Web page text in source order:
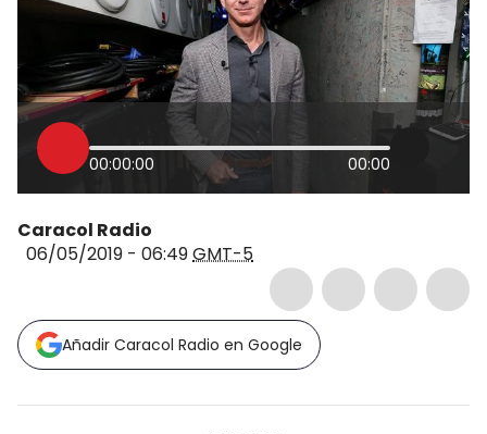
00:00:00 00:00
Caracol Radio
06/05/2019 - 06:49GMT-5
Añadir Caracol Radio en Google